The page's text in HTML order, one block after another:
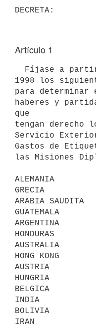
Artículo 1
1998 los
para determinar
haberes y
que
tengan derecho
Servicio
Gastos de
las Misiones
ALEMANIA
GRECIA
ARABIA
GUATEMALA
ARGENTINA
HONDURAS
AUSTRALIA
HONG KONG
AUSTRIA
HUNGRIA
BELGICA
INDIA
BOLIVIA
IRAN